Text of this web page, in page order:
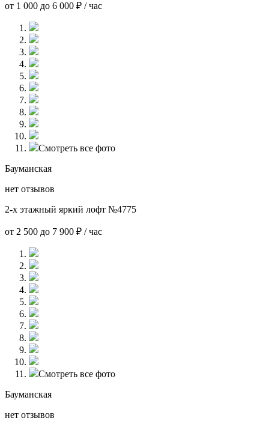
от 1 000 до 6 000 ₽ / час
Смотреть все фото
Бауманская
нет отзывов
2-х этажный яркий лофт №4775
от 2 500 до 7 900 ₽ / час
Смотреть все фото
Бауманская
нет отзывов